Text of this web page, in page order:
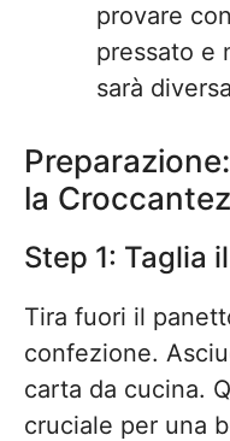
provare
pressato e
sarà
la
Step 1: Taglia
Tira fuori il
confezione.
carta da cucina.
cruciale per una